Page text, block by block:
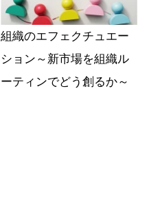
組織のエフェクチュエー
ション～新市場を組織ル
ーティンでどう創るか～